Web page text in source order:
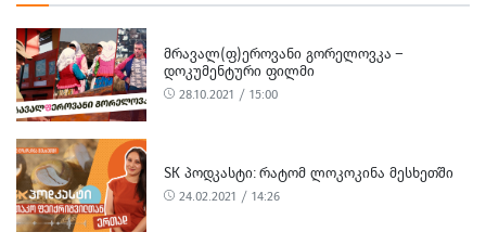
ᲛᲠᲐᲕᲐᲚ(Ფ)ᲔᲠᲝᲕᲐᲜᲘ ᲒᲝᲠᲔᲚᲝᲕᲙᲐ –
ᲓᲝᲙᲣᲛᲔᲜᲢᲣᲠᲘ ᲤᲘᲚᲛᲘ
28.10.2021 / 15:00
SK ᲞᲝᲓᲙᲐᲡᲢᲘ: ᲠᲐᲢᲝᲛ ᲚᲝᲙᲝᲙᲘᲜᲐ ᲛᲔᲡᲮᲔᲗᲨᲘ
24.02.2021 / 14:26